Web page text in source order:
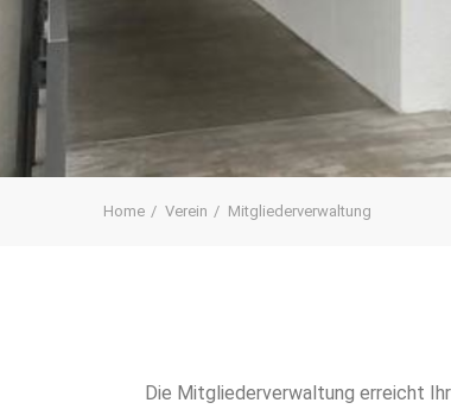
Home Verein Mitgliederverwaltung
Die Mitgliederverwaltung erreicht